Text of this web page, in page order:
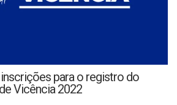
para o registro do
Vicência 2022